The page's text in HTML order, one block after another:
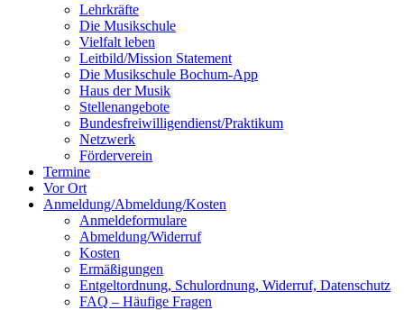
Lehrkräfte
Die Musikschule
Vielfalt leben
Leitbild/Mission Statement
Die Musikschule Bochum-App
Haus der Musik
Stellenangebote
Bundesfreiwilligendienst/Praktikum
Netzwerk
Förderverein
Termine
Vor Ort
Anmeldung/Abmeldung/Kosten
Anmeldeformulare
Abmeldung/Widerruf
Kosten
Ermäßigungen
Entgeltordnung, Schulordnung, Widerruf, Datenschutz
FAQ – Häufige Fragen